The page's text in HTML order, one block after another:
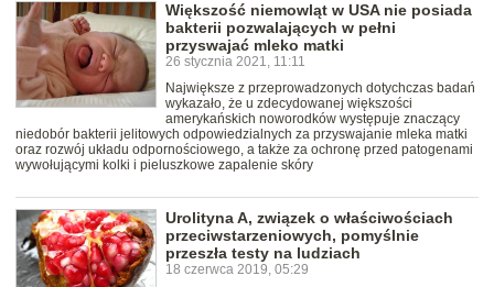
Większość niemowląt w USA nie posiada
bakterii pozwalających w pełni
przyswajać mleko matki
26 stycznia 2021, 11:11
Największe z przeprowadzonych dotychczas badań
wykazało, że u zdecydowanej większości
amerykańskich noworodków występuje znaczący
niedobór bakterii jelitowych odpowiedzialnych za przyswajanie mleka matki
oraz rozwój układu odpornościowego, a także za ochronę przed patogenami
wywołującymi kolki i pieluszkowe zapalenie skóry
Urolityna A, związek o właściwościach
przeciwstarzeniowych, pomyślnie
przeszła testy na ludziach
18 czerwca 2019, 05:29